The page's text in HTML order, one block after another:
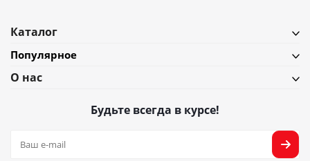
Каталог
Популярное
О нас
Будьте всегда в курсе!